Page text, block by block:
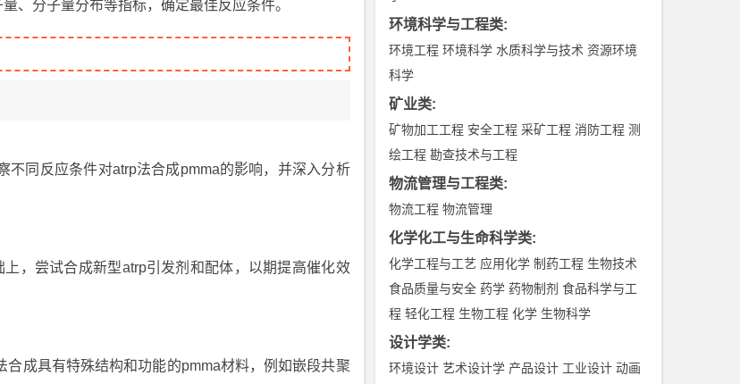
、分子量分布等指标，确定最佳反应条件。
不同反应条件对atrp法合成pmma的影响，并深入分析
，尝试合成新型atrp引发剂和配体，以期提高催化效
成具有特殊结构和功能的pmma材料，例如嵌段共聚
环境科学与工程类:
环境工程 环境科学 水质科学与技术 资源环境
科学
矿业类:
矿物加工工程 安全工程 采矿工程 消防工程 测
绘工程 勘查技术与工程
物流管理与工程类:
物流工程 物流管理
化学化工与生命科学类:
化学工程与工艺 应用化学 制药工程 生物技术
食品质量与安全 药学 药物制剂 食品科学与工
程 轻化工程 生物工程 化学 生物科学
设计学类:
环境设计 艺术设计学 产品设计 工业设计 动画